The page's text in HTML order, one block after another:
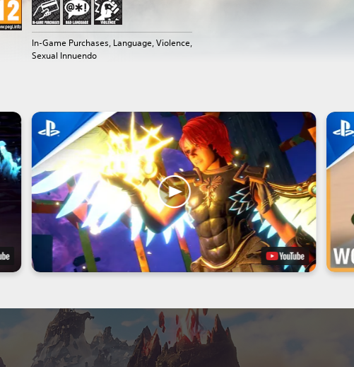
In-Game Purchases, Language, Violence,
Sexual Innuendo